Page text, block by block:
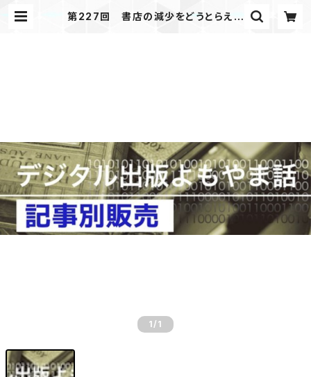
第227回 書店の減少をどうとらえる
1 /1